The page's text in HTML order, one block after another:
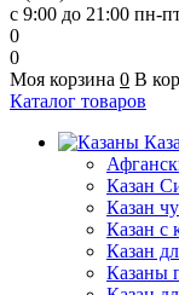
с 9:00 до 21:00 пн-
0
0
Моя корзина 0 В
Каталог товаров
Казан
Казан
Казан с
Казан
Казаны